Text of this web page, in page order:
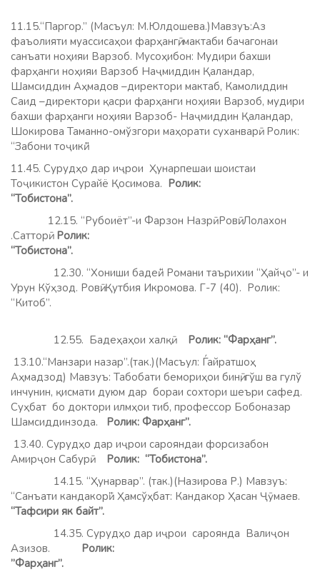
11.15.“Паргор.” (Масъул: М.Юлдошева.)Мавзуъ:Аз
фаъолияти муассисаҳои фарҳангӣ, мактаби бачагонаи
санъати ноҳияи Варзоб. Мусоҳибон: Мудири бахши
фарҳанги ноҳияи Варзоб Наҷмиддин Қаландар,
Шамсиддин Аҳмадов –директори мактаб, Камолиддин
Саид –директори қасри фарҳанги ноҳияи Варзоб, мудири
бахши фарҳанги ноҳияи Варзоб- Наҷмиддин Қаландар,
Шокирова Таманно-омўзгори маҳорати суханварӣ. Ролик:
“Забони тоҷикӣ.”
11.45. Сурудҳо дар иҷрои Ҳунарпешаи шоистаи
Тоҷикистон Сурайё Қосимова. Ролик:
“Тобистона”.
12.15. “Рубоиёт”-и Фарзон Назрӣ Ровӣ: Лолахон
.Сатторӣ.Ролик:
“Тобистона”.
12.30. “Хониши бадеӣ.“ Романи таърихии “Ҳайҷо”- и
Урун Кўҳзод. Ровӣ: Қутбия Икромова. Г-7 (40). Ролик:
“Китоб”.
12.55. Бадеҳаҳои халқӣ. Ролик: “Фарҳанг”.
13.10.“Манзари назар”.(так.)(Масъул: Ѓайратшоҳ
Аҳмадзод) Мавзуъ: Табобати бемориҳои бинӣ, гўш ва гулў
инчунин, қисмати дуюм дар бораи сохтори шеъри сафед.
Суҳбат бо доктори илмҳои тиб, профессор Бобоназар
Шамсиддинзода. Ролик: Фарҳанг”.
13.40. Сурудҳо дар иҷрои сарояндаи форсизабон
Амирҷон Сабурӣ. Ролик: “Тобистона”.
14.15. “Ҳунарвар”. (так.)(Назирова Р.) Мавзуъ:
“Санъати кандакорӣ”. Ҳамсўҳбат: Кандакор Ҳасан Ҷӯмаев.
“Тафсири як байт”.
14.35. Сурудҳо дар иҷрои сароянда Валиҷон
Азизов. Ролик:
”Фарҳанг”.